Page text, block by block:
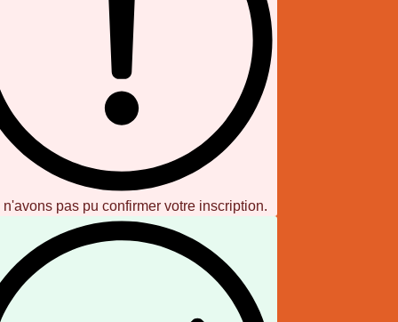
pas pu confirmer votre inscription.